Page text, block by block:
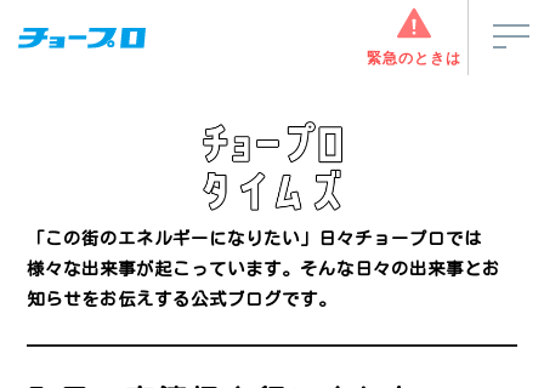
緊急のときは
「この街のエネルギーになりたい」
日々チョープロでは
様々な出来事が起こっています。 そんな日々の出来事とお
知らせをお伝えする公式ブログです。